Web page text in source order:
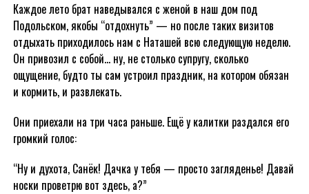
Каждое лето брат наведывался с женой в наш дом под
Подольском, якобы “отдохнуть” — но после таких визитов
отдыхать приходилось нам с Наташей всю следующую неделю.
Он привозил с собой… ну, не столько супругу, сколько
ощущение, будто ты сам устроил праздник, на котором обязан
и кормить, и развлекать.
Они приехали на три часа раньше. Ещё у калитки раздался его
громкий голос:
“Ну и духота, Санёк! Дачка у тебя — просто загляденье! Давай
носки проветрю вот здесь, а?”